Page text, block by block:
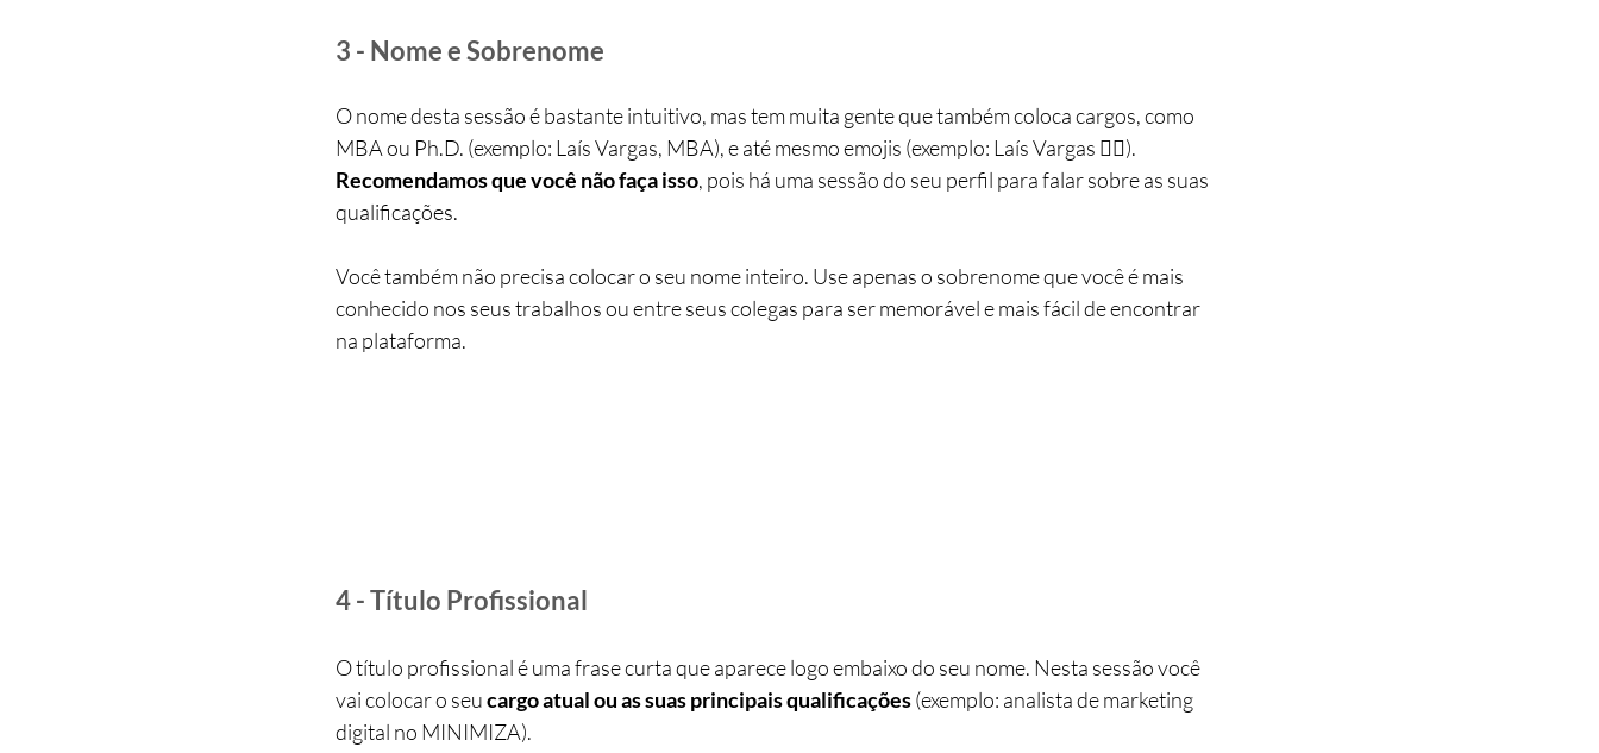
3 - Nome e Sobrenome
O nome desta sessão é bastante intuitivo, mas tem muita gente que também coloca cargos, como
MBA ou Ph.D. (exemplo: Laís Vargas, MBA), e até mesmo emojis (exemplo: Laís Vargas 🏳️‍🌈).
Recomendamos que você não faça isso, pois há uma sessão do seu perfil para falar sobre as suas
qualificações.
Você também não precisa colocar o seu nome inteiro. Use apenas o sobrenome que você é mais
conhecido nos seus trabalhos ou entre seus colegas para ser memorável e mais fácil de encontrar
na plataforma.
4 - Título Profissional
O título profissional é uma frase curta que aparece logo embaixo do seu nome. Nesta sessão você
vai colocar o seu cargo atual ou as suas principais qualificações (exemplo: analista de marketing
digital no MINIMIZA).